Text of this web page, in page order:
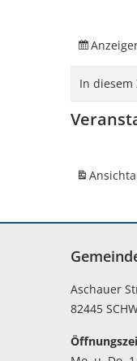
In
Ansicht
Aschauer
82445